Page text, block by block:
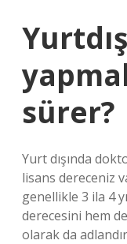
sürer?
Yurt dışında
lisans dereceniz
genellikle 3 ila 4
derecesini hem
olarak da